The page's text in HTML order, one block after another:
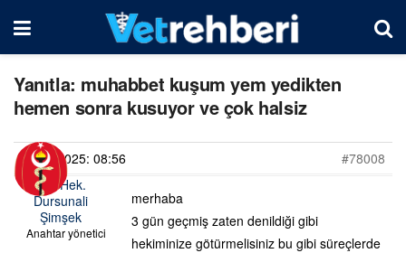
Yanıtla: muhabbet kuşum yem yedikten
hemen sonra kusuyor ve çok halsiz
03/03/2025: 08:56
#78008
Vet. Hek.
Dursunali
Şimşek
Anahtar yönetici
merhaba
3 gün geçmiş zaten denildiği gibi
hekiminize götürmelisiniz bu gibi süreçlerde